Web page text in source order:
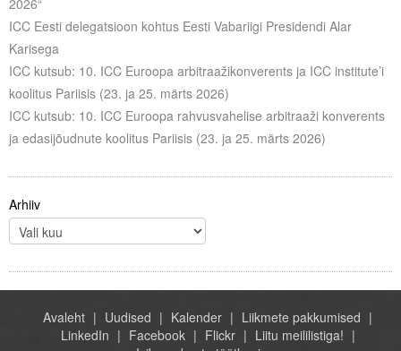
2026“
ICC Eesti delegatsioon kohtus Eesti Vabariigi Presidendi Alar
Karisega
ICC kutsub: 10. ICC Euroopa arbitraažikonverents ja ICC institute’i
koolitus Pariisis (23. ja 25. märts 2026)
ICC kutsub: 10. ICC Euroopa rahvusvahelise arbitraaži konverents
ja edasijõudnute koolitus Pariisis (23. ja 25. märts 2026)
Arhiiv
Avaleht Uudised Kalender
Liikmete pakkumised
LinkedIn
Facebook Flickr
Liitu meililistiga!